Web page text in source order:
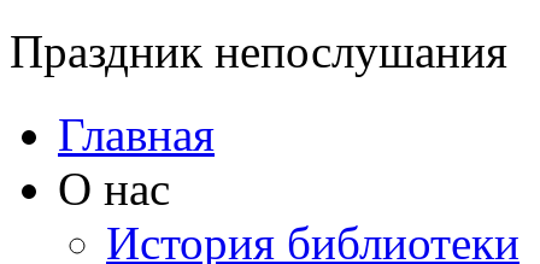
Вы здесь
Праздник непослушания
Главная
О нас
История библиотеки